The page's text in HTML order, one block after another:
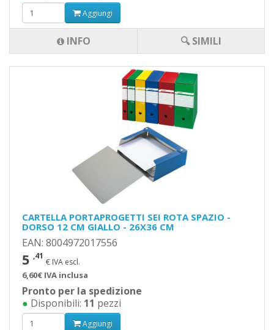
Aggiungi
INFO 🔍 SIMILI
CARTELLA PORTAPROGETTI SEI ROTA SPAZIO -
DORSO 12 CM GIALLO - 26X36 CM
EAN: 8004972017556
5 ,41
€ IVA escl.
6,60€ IVA inclusa
Pronto per la spedizione
● Disponibili: 11 pezzi
Aggiungi